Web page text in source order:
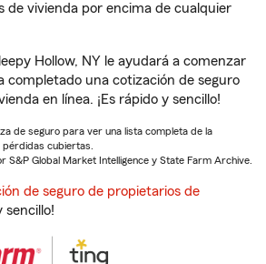
de vivienda por encima de cualquier
Hollow, NY le ayudará a comenzar
completado una cotización de seguro
en línea. ¡Es rápido y sencillo!
de seguro para ver una lista completa de la
cubiertas.
S&P Global Market Intelligence y State Farm Archive.
de seguro de propietarios de
sencillo!